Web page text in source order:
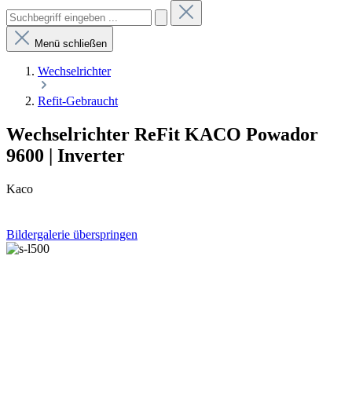
Menü schließen
Wechselrichter
Refit-Gebraucht
Wechselrichter ReFit KACO Powador
9600 | Inverter
Kaco
Bildergalerie überspringen